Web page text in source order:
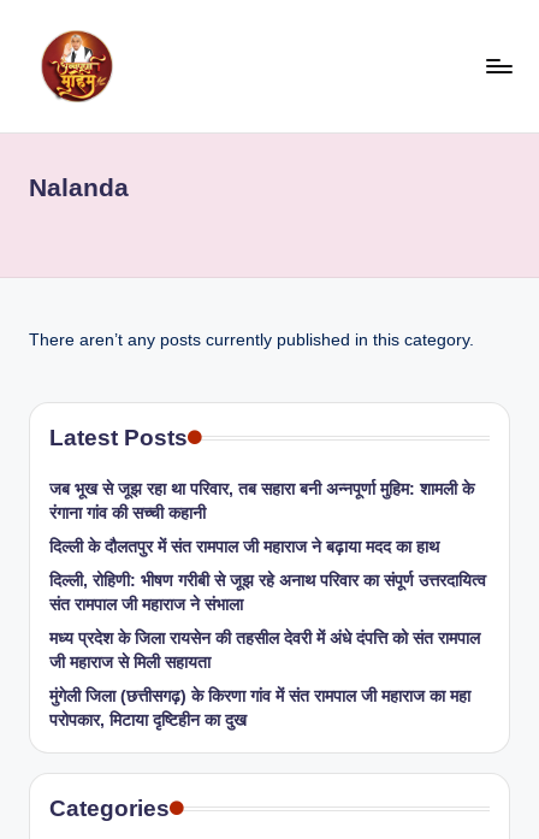
Nalanda
There aren’t any posts currently published in this category.
Latest Posts
जब भूख से जूझ रहा था परिवार, तब सहारा बनी अन्नपूर्णा मुहिम: शामली के
रंगाना गांव की सच्ची कहानी
​दिल्ली के दौलतपुर में संत रामपाल जी महाराज ने बढ़ाया मदद का हाथ
दिल्ली, रोहिणी: भीषण गरीबी से जूझ रहे अनाथ परिवार का संपूर्ण उत्तरदायित्व
संत रामपाल जी महाराज ने संभाला
मध्य प्रदेश के जिला रायसेन की तहसील देवरी में अंधे दंपत्ति को संत रामपाल
जी महाराज से मिली सहायता
​मुंगेली जिला (छत्तीसगढ़) के किरणा गांव में संत रामपाल जी महाराज का महा
परोपकार, मिटाया दृष्टिहीन का दुख
Categories